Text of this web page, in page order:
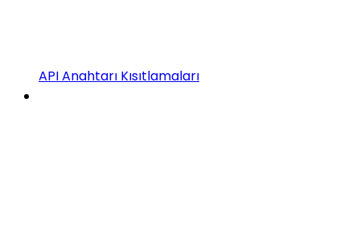
API Anahtarı Kısıtlamaları